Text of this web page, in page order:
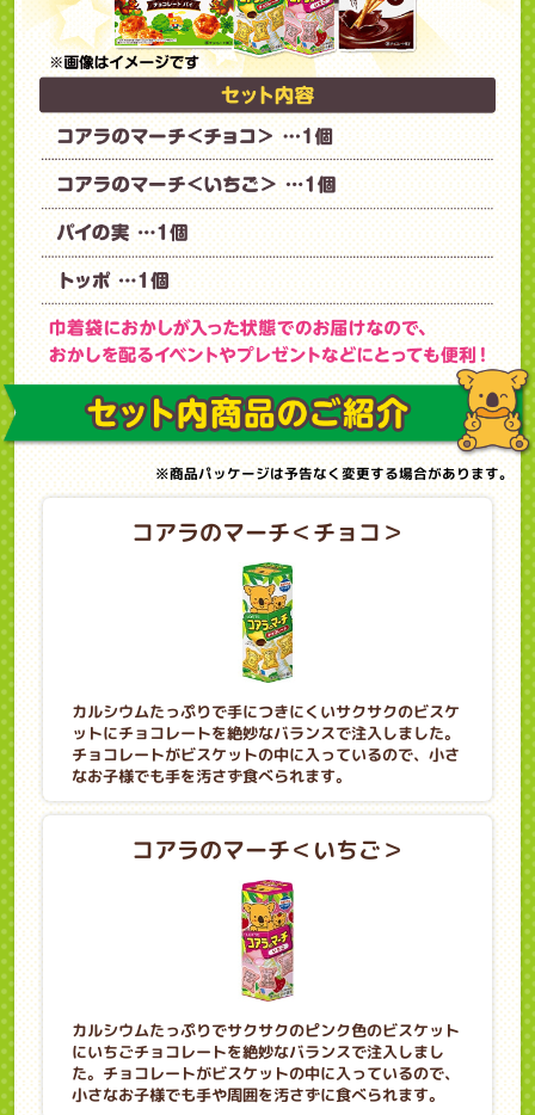
※商品パッケージは予告なく変更する場合があります。
コアラのマーチ＜チョコ＞
カルシウムたっぷりで手につきにくいサクサクのビスケ
ットにチョコレートを絶妙なバランスで注入しました。
チョコレートがビスケットの中に入っているので、小さ
なお子様でも手を汚さず食べられます。
コアラのマーチ＜いちご＞
カルシウムたっぷりでサクサクのピンク色のビスケット
にいちごチョコレートを絶妙なバランスで注入しまし
た。チョコレートがビスケットの中に入っているので、
小さなお子様でも手や周囲を汚さずに食べられます。